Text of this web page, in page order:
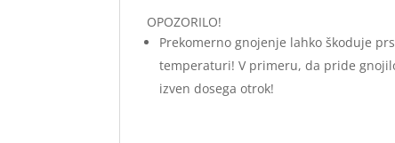
OPOZORILO!
Prekomerno gnojenje lahko škoduje
temperaturi! V primeru, da pride
izven dosega otrok!